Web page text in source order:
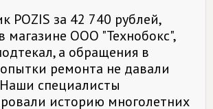
POZIS за 42 740 рублей,
магазине ООО "Технобокс",
а обращения в
ремонта не давали
Наши специалисты
историю многолетних